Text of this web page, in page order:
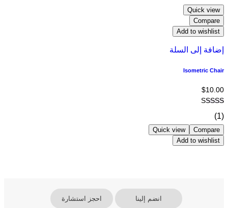
Quick view
Compare
Add to wishlist
إضافة إلى السلة
Isometric Chair
$10.00
(1)
Compare
Quick view
Add to wishlist
انضم إلينا احجز استشارة